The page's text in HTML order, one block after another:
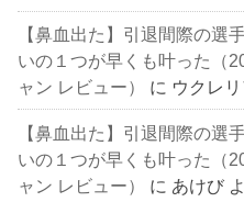
【鼻血出た】引退間際の選
いの１つが早くも叶った（
ャン レビュー）
に ウクレ
【鼻血出た】引退間際の選
いの１つが早くも叶った（
ャン レビュー）
に あけび